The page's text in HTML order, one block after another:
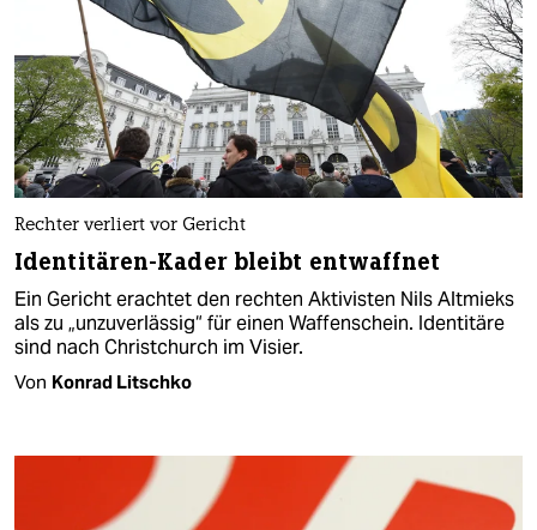
Rechter verliert vor Gericht
Identitären-Kader bleibt entwaffnet
Ein Gericht erachtet den rechten Aktivisten Nils Altmieks
als zu „unzuverlässig“ für einen Waffenschein. Identitäre
sind nach Christchurch im Visier.
Von Konrad Litschko